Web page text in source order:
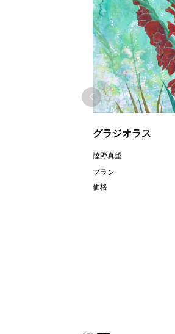
グラジオラス
陸野真望
プラン
価格